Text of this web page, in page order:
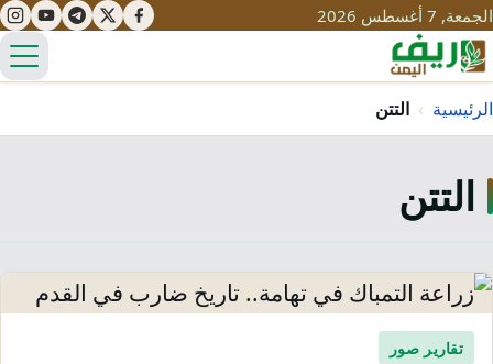
الجمعة, 7 أغسطس 2026
مياه
طرُق
قصص نجاح
مبادرات
سياحة
تراث
التغير المناخي
الرئيسية › التتن
التتن
تقارير صور